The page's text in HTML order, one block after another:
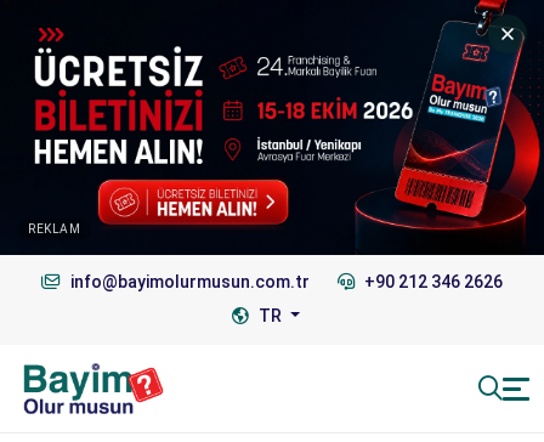
REKLAM
info@bayimolurmusun.com.tr
+90 212 346 2626
TR